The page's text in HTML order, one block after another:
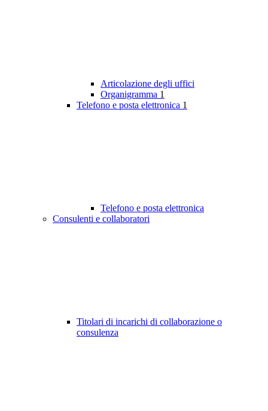
Articolazione degli uffici
Organigramma 1
Telefono e posta elettronica 1
Telefono e posta elettronica
Consulenti e collaboratori
Titolari di incarichi di collaborazione o
consulenza